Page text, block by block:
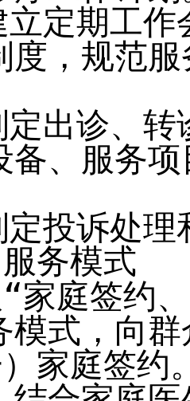
立定期工作
度，规范
定出诊、转
备、服务
定投诉处理
务模式
家庭签约
模式，向
）家庭签约